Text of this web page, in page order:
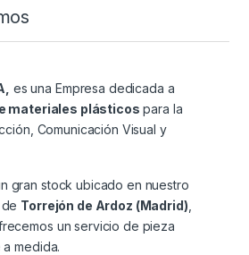
es una Empresa dedicada a
materiales plásticos para la
Comunicación Visual y
gran stock ubicado en nuestro
Torrejón de Ardoz (Madrid)
un servicio de pieza
medida.